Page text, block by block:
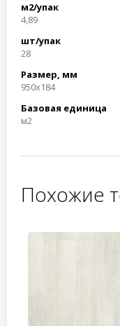
м2/упак
4,89
шт/упак
28
Размер, мм
950x184
Базовая единица
м2
Похожие